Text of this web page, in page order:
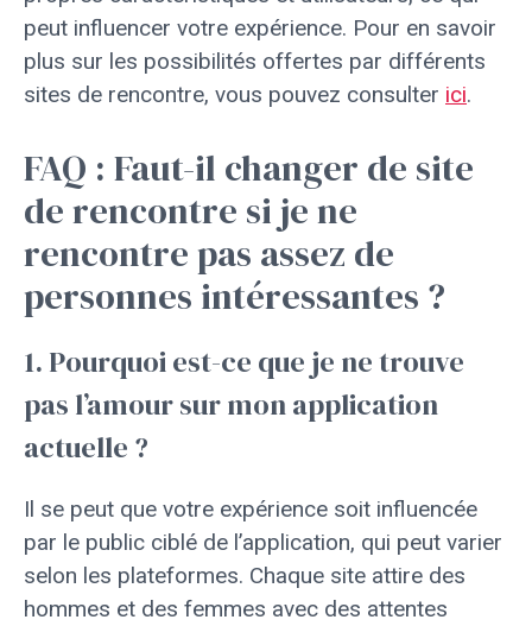
peut influencer votre expérience. Pour en savoir
plus sur les possibilités offertes par différents
sites de rencontre, vous pouvez consulter ici.
FAQ : Faut-il changer de site
de rencontre si je ne
rencontre pas assez de
personnes intéressantes ?
1. Pourquoi est-ce que je ne trouve
pas l’amour sur mon application
actuelle ?
Il se peut que votre expérience soit influencée
par le public ciblé de l’application, qui peut varier
selon les plateformes. Chaque site attire des
hommes et des femmes avec des attentes